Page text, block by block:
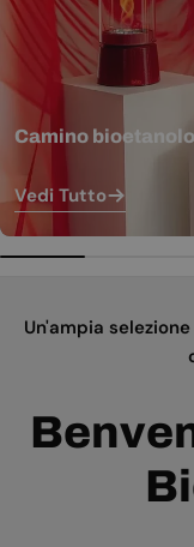
Camino
Vedi Tutto
Un'ampia